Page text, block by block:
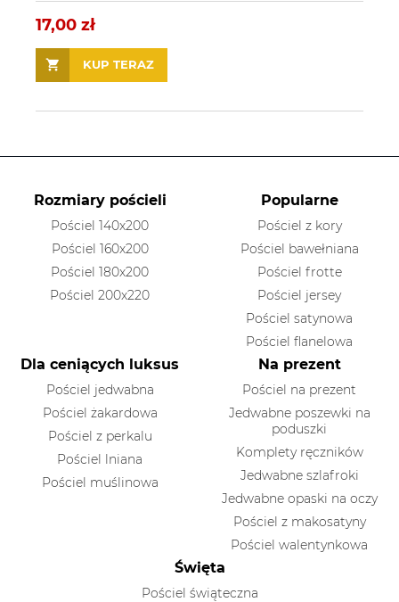
17,00 zł
KUP TERAZ
Rozmiary pościeli
Pościel 140x200
Pościel 160x200
Pościel 180x200
Pościel 200x220
Popularne
Pościel z kory
Pościel bawełniana
Pościel frotte
Pościel jersey
Pościel satynowa
Pościel flanelowa
Dla ceniących luksus
Pościel jedwabna
Pościel żakardowa
Pościel z perkalu
Pościel lniana
Pościel muślinowa
Na prezent
Pościel na prezent
Jedwabne poszewki na
poduszki
Komplety ręczników
Jedwabne szlafroki
Jedwabne opaski na oczy
Pościel z makosatyny
Pościel walentynkowa
Święta
Pościel świąteczna